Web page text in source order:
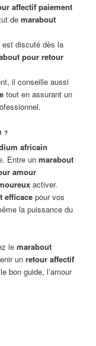
affectif paiement
de marabout
est discuté dès la
pour retour
il conseille aussi
tout en assurant un
?
africain
Entre unmarabout
amour
activer.
efficace pour vos
la puissance du
lemarabout
unretour affectif
bon guide, l’amour